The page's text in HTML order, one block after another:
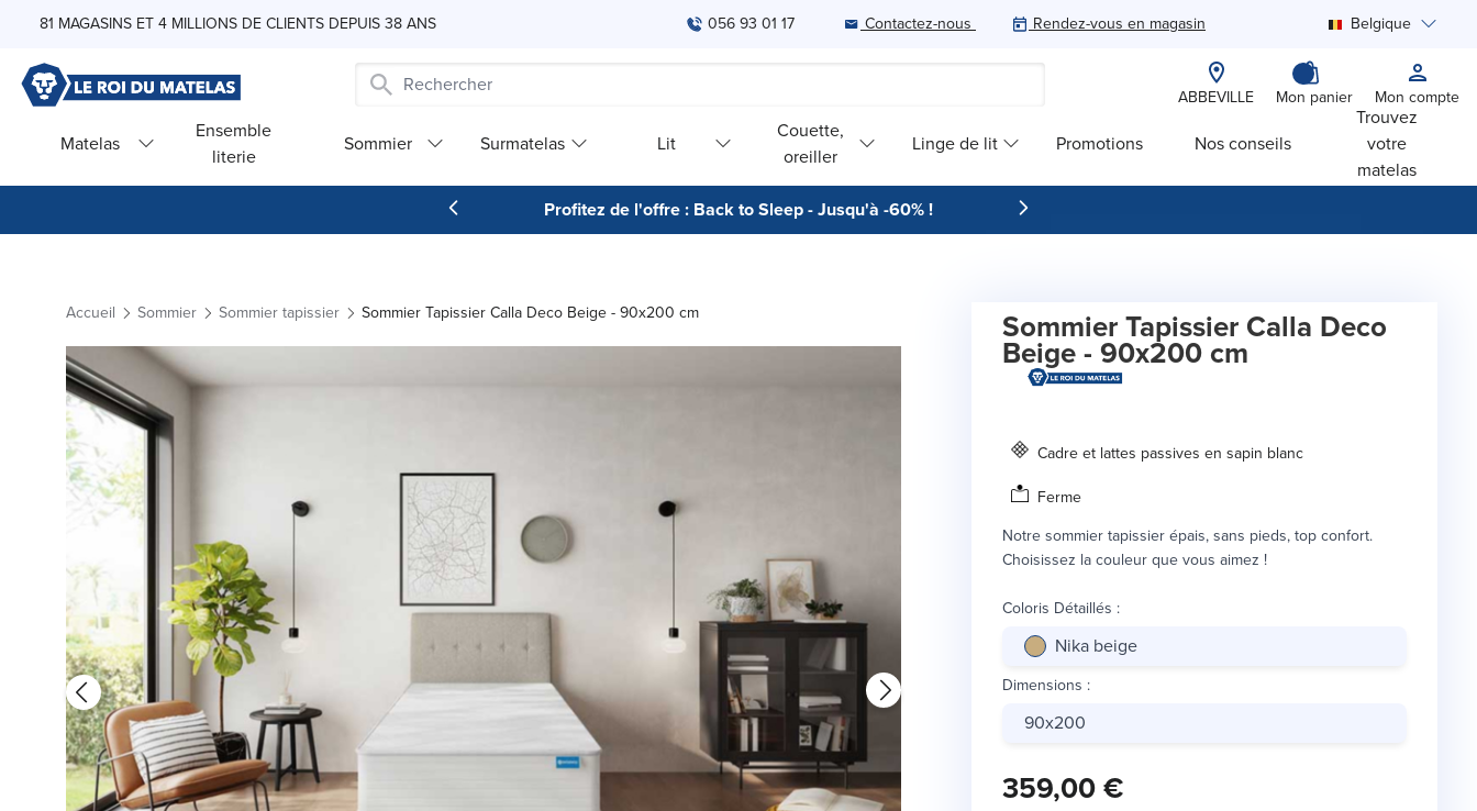
Skip to Content
81 MAGASINS ET 4 MILLIONS DE CLIENTS DEPUIS 38 ANS 056 93 01 17 Contactez-nous Rendez-vous en magasin Belgique
ABBEVILLE Mon panier Mon compte
Matelas
Ensemble
literie
Sommier Surmatelas Lit
Couette,
oreiller
Linge de lit Promotions Nos conseils
Trouvez
votre
matelas
Profitez de l'offre : Back to Sleep - Jusqu'à -60% !
Accueil Sommier Sommier tapissier Sommier Tapissier Calla Deco Beige - 90x200 cm Sommier Tapissier Calla Deco
Beige - 90x200 cm
Cadre et lattes passives en sapin blanc
Ferme
Notre sommier tapissier épais, sans pieds, top confort.
Choisissez la couleur que vous aimez !
Coloris Détaillés :
Nika beige
Dimensions :
90x200
359,00 €